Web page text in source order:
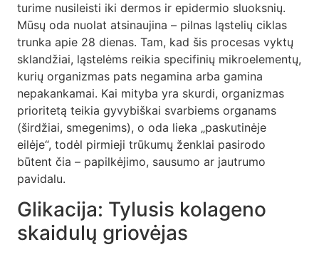
turime nusileisti iki dermos ir epidermio sluoksnių.
Mūsų oda nuolat atsinaujina – pilnas ląstelių ciklas
trunka apie 28 dienas. Tam, kad šis procesas vyktų
sklandžiai, ląstelėms reikia specifinių mikroelementų,
kurių organizmas pats negamina arba gamina
nepakankamai. Kai mityba yra skurdi, organizmas
prioritetą teikia gyvybiškai svarbiems organams
(širdžiai, smegenims), o oda lieka „paskutinėje
eilėje“, todėl pirmieji trūkumų ženklai pasirodo
būtent čia – papilkėjimo, sausumo ar jautrumo
pavidalu.
Glikacija: Tylusis kolageno
skaidulų griovėjas